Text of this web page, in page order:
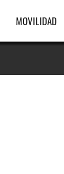
MOVILIDAD